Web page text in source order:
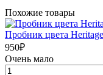
Похожие товары
Пробник цвета
950₽
Очень мало